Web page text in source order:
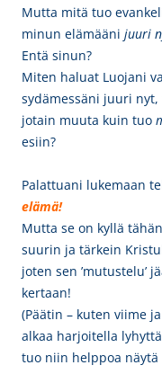
Mutta mitä tuo
minun elämääni juuri
Entä sinun?
Miten haluat Luojani
sydämessäni juuri
jotain muuta kuin tuo
esiin?
Palattuani lukemaan
elämä!
Mutta se on kyllä
suurin ja tärkein
joten sen ’mutustelu’
kertaan!
(Päätin – kuten viime
alkaa harjoitella
tuo niin helppoa näytä